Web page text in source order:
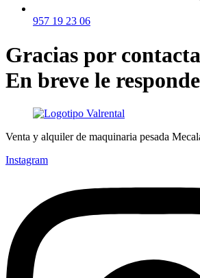
957 19 23 06
Gracias por
En breve le
Venta y alquiler de maquinaria pesada
Instagram